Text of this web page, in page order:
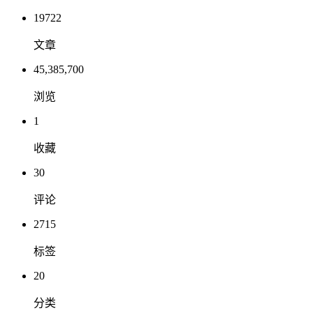
19722
文章
45,385,700
浏览
1
收藏
30
评论
2715
标签
20
分类